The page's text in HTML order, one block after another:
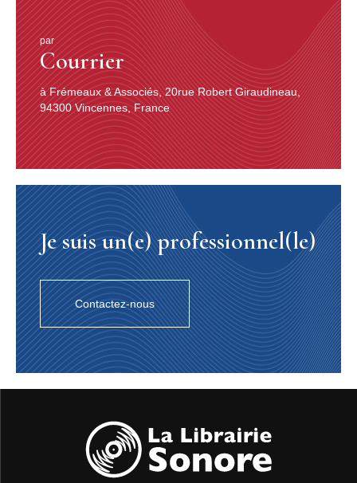
par
Courrier
à Frémeaux & Associés, 20rue Robert Giraudineau,
94300 Vincennes, France
Je suis un(e) professionnel(le)
Contactez-nous